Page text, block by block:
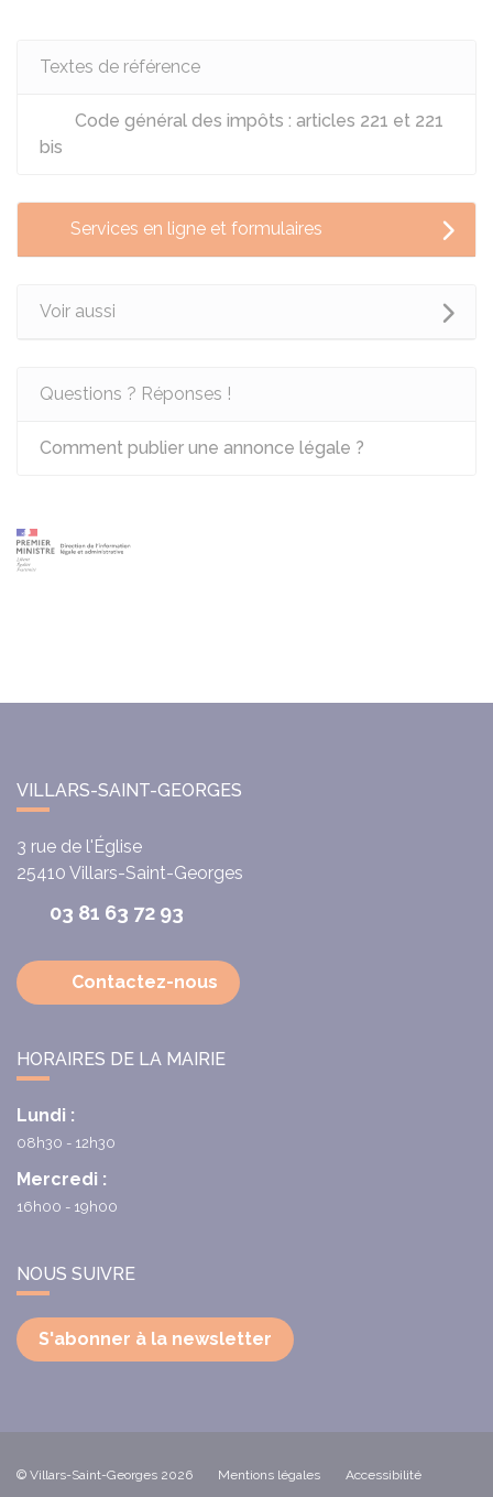
Textes de référence
Code général des impôts : articles 221 et 221
bis
Services en ligne et formulaires
Voir aussi
Questions ? Réponses !
Comment publier une annonce légale ?
VILLARS-SAINT-GEORGES
3 rue de l'Église
25410 Villars-Saint-Georges
03 81 63 72 93
Contactez-nous
HORAIRES DE LA MAIRIE
Lundi :
08h30 - 12h30
Mercredi :
16h00 - 19h00
NOUS SUIVRE
S'abonner à la newsletter
© Villars-Saint-Georges 2026 Mentions légales
Accessibilité